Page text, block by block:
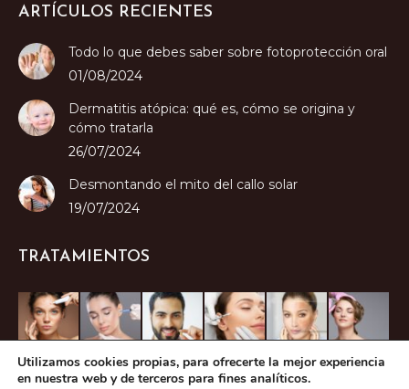
ARTÍCULOS RECIENTES
Todo lo que debes saber sobre fotoprotección oral
01/08/2024
Dermatitis atópica: qué es, cómo se origina y
cómo tratarla
26/07/2024
Desmontando el mito del callo solar
19/07/2024
TRATAMIENTOS
Utilizamos cookies propias, para ofrecerte la mejor experiencia
en nuestra web y de terceros para fines analíticos.